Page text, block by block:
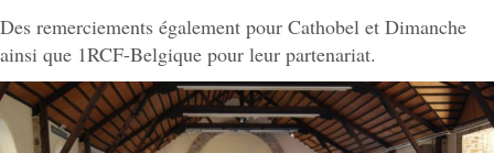
Des remerciements également pour Cathobel et Dimanche
ainsi que 1RCF-Belgique pour leur partenariat.